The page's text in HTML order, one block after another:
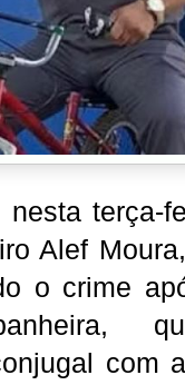
terça-
Alef
o crime
com